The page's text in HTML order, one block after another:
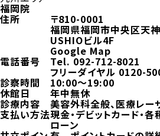
福岡院
住所 〒810-0001
福岡県福岡市中央区天
USHIOビル4F
Google Map
電話番号 Tel.092-712-8021
フリーダイヤル 0120-
診察時間 10:00～19:00
休館日 年中無休
診療内容 美容外科全般、医療レー
支払い方法現金・デビットカード・
ローン